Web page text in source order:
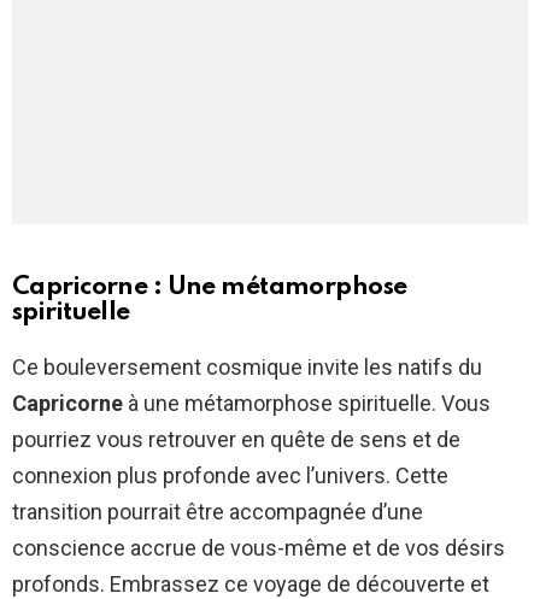
Capricorne : Une métamorphose
spirituelle
Ce bouleversement cosmique invite les natifs du
Capricorne à une métamorphose spirituelle. Vous
pourriez vous retrouver en quête de sens et de
connexion plus profonde avec l’univers. Cette
transition pourrait être accompagnée d’une
conscience accrue de vous-même et de vos désirs
profonds. Embrassez ce voyage de découverte et